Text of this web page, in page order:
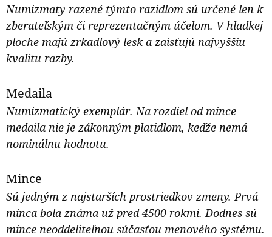
Numizmaty razené týmto razidlom sú určené len k
zberateľským či reprezentačným účelom. V hladkej
ploche majú zrkadlový lesk a zaisťujú najvyššiu
kvalitu razby.
Medaila
Numizmatický exemplár. Na rozdiel od mince
medaila nie je zákonným platidlom, keďže nemá
nominálnu hodnotu.
Mince
Sú jedným z najstarších prostriedkov zmeny. Prvá
minca bola známa už pred 4500 rokmi. Dodnes sú
mince neoddeliteľnou súčasťou menového systému.